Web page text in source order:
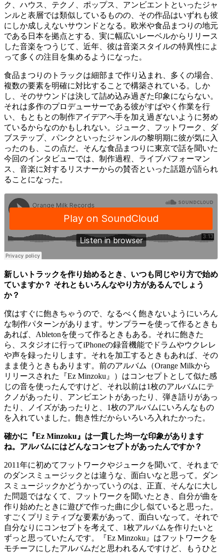
ク、ハウス、テクノ、ポップス、アンビエントといったジャ
ンルと表層では類似しているものの、その作品はいずれも彼
にしか成しえないサウンドとなる。欧米や食品まつりの地元
である日本を拠点とする、実に幅広いレーベルからリリース
した音楽をつうじて、近年、彼は音楽スタイルの特異性によ
って多くの注目を集めるようになった。
食品まつりのトラックは細部まで作り込まれ、多くの場合、
複数の要素を明確に対比することで構築されている。しか
し、そのサウンドは決して詰め込み過ぎた印象にならない。
それは多作のプロデューサーである彼がすばやく作業を行
い、もともとの制作アイデアへ手を加え過ぎないように努め
ているからなのかもしれない。ジューク、フットワーク、ダ
ブステップ、パンクといったジャンルの黎明期に彼が気に入
ったのも、この点だ。そんな食品まつりに東京で話を聞いた
今回のインタビューでは、制作過程、ライブパフォーマン
ス、音楽に対するリスナーからの賛否といった話題が語られ
ることになった。
新しいトラックを作り始めるとき、いつも同じやり方で始め
ていますか？ それともいろんなやり方があるんでしょう
か？
僕はすぐに飽きちゃうので、なるべく飽きないようにいろん
な制作パターンがあります。サンプラーを使って作るときも
あれば、Abletonを使って作るときもある。それに飽きた
ら、スタジオに行ってiPhoneの録音機能でドラムやウクレレ
や声を録ったりします。それを加工するときもあれば、その
まま使うときもあります。前のアルバム（Orange Milkから
リリースされた『Ez Minzoku』）はコンセプトとして似た感
じの音を使ったんですけど、それ以前は1枚のアルバムにテ
クノがあったり、アンビエントがあったり、弾き語りがあっ
たり、ノイズがあったりと、1枚のアルバムにいろんなもの
を入れていました。飽き性だからいろいろ入れたかった。
確かに『Ez Minzoku』は一貫した均一な印象があります
ね。アルバムにはどんなコンセプトがあったんですか？
2011年に初めてフットワークやジュークを聞いて、それまで
のダンスミュージックとは違うな、面白いなと思って。ダン
スミュージックかどうかっていうのは、正直、そんなに大し
た問題ではなくて、フットワークを聞いたとき、自分が曲を
作り始めたときに遊びで作った曲に少し似ていると思った。
すごくプリミティブな要素があって、面白いなって。それで
自分なりにコンセプトを考えて、1枚アルバムを作りたいと
ずっと思っていたんです。『Ez Minzoku』はフットワークを
モチーフにしたアルバムだと思われるんですけど、もうひと